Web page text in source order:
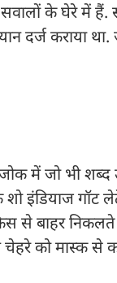
के घेरे में हैं.
दर्ज कराया
में जो भी शब्द
शो इंडियाज गॉट
से बाहर
चेहरे को मास्क से